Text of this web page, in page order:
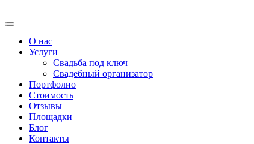
О нас
Услуги
Свадьба под ключ
Свадебный организатор
Портфолио
Стоимость
Отзывы
Площадки
Блог
Контакты